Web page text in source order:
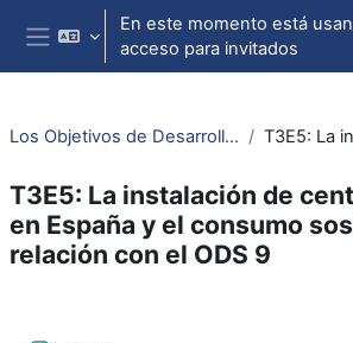
Salta al contenido principal
Panel lateral
En este momento está
acceso para invitados
Los Objetivos de Desarrollo Sostenible y el Derecho: reflexiones y visiones (3ª edición)
T3E5: La instalación de
en España y el consumo
relación con el ODS 9